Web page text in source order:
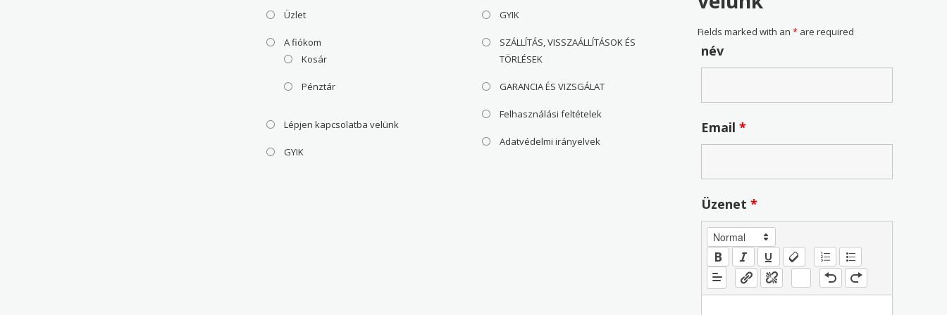
Üzlet
A fiókom
Kosár
Pénztár
Lépjen kapcsolatba velünk
GYIK
GYIK
SZÁLLÍTÁS, VISSZAÁLLÍTÁSOK ÉS
TÖRLÉSEK
GARANCIA ÉS VIZSGÁLAT
Felhasználási feltételek
Adatvédelmi irányelvek
Fields marked with an* are required
név
Email*
Üzenet*